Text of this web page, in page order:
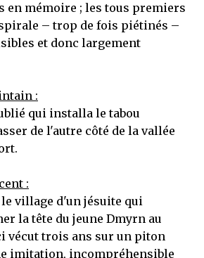
en mémoire ; les tous premiers
– trop de fois piétinés –
et donc largement
:
qui installa le tabou
de l'autre côté de la vallée
:
le village d'un jésuite qui
la tête du jeune Dmyrn au
vécut trois ans sur un piton
imitation, incompréhensible